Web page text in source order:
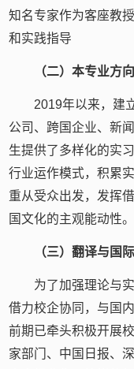
知名专家作为客座教
和实践指导
（二）本专业方
2019年以来，建
公司、跨国企业、新
生提供了多样化的实
行业运作模式，积累
重从受众出发，发挥
国文化的主观能动性。
（三）翻译与国
为了加强理论与
借力校企协同，与国
前期已牵头积极开展
家部门、中国日报、